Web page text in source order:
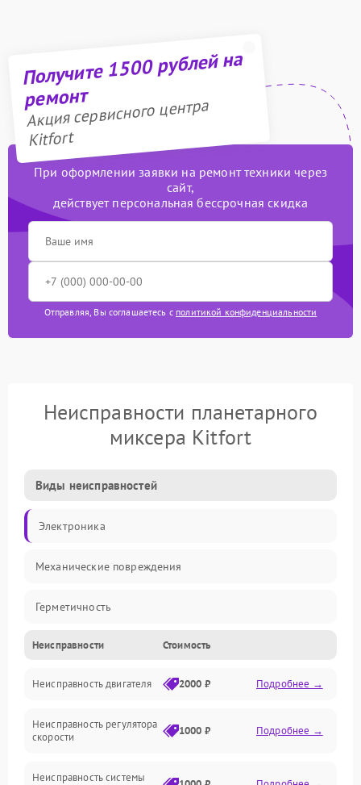
Получите 1500 рублей на
ремонт
Акция сервисного центра
Kitfort
При оформлении заявки на ремонт техники через
сайт,
действует персональная бессрочная скидка
Отправляя, Вы соглашаетесь с политикой конфиденциальности
Неисправности планетарного
миксера Kitfort
Виды неисправностей
Электроника
Механические повреждения
Герметичность
Механика
Электропитание
Привод
Неисправности Стоимость
Неисправность двигателя 2000 ₽ Подробнее →
Неисправность регулятора
скорости
1000 ₽ Подробнее →
Неисправность системы